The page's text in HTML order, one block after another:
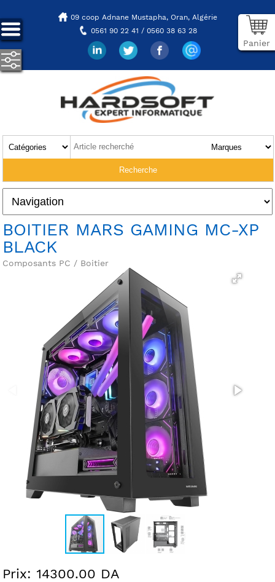
09 coop Adnane Mustapha, Oran, Algérie
0561 90 22 41 / 0560 38 63 28
Panier
BOITIER MARS GAMING MC-XP
BLACK
Composants PC / Boitier
Prix: 14300.00 DA